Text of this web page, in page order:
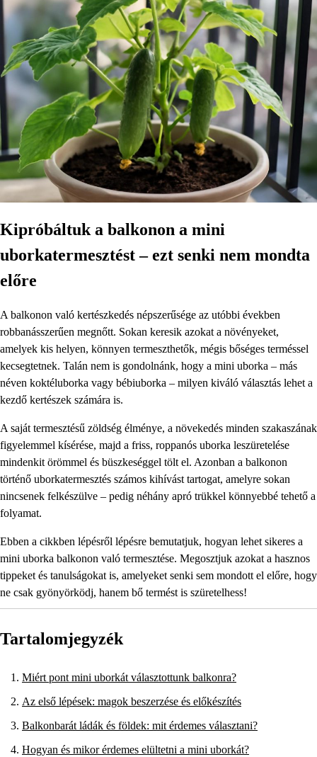
Kipróbáltuk a balkonon a mini
uborkatermesztést – ezt senki nem mondta
előre
A balkonon való kertészkedés népszerűsége az utóbbi években
robbanásszerűen megnőtt. Sokan keresik azokat a növényeket,
amelyek kis helyen, könnyen termeszthetők, mégis bőséges terméssel
kecsegtetnek. Talán nem is gondolnánk, hogy a mini uborka – más
néven koktéluborka vagy bébiuborka – milyen kiváló választás lehet a
kezdő kertészek számára is.
A saját termesztésű zöldség élménye, a növekedés minden szakaszának
figyelemmel kísérése, majd a friss, roppanós uborka leszüretelése
mindenkit örömmel és büszkeséggel tölt el. Azonban a balkonon
történő uborkatermesztés számos kihívást tartogat, amelyre sokan
nincsenek felkészülve – pedig néhány apró trükkel könnyebbé tehető a
folyamat.
Ebben a cikkben lépésről lépésre bemutatjuk, hogyan lehet sikeres a
mini uborka balkonon való termesztése. Megosztjuk azokat a hasznos
tippeket és tanulságokat is, amelyeket senki sem mondott el előre, hogy
ne csak gyönyörködj, hanem bő termést is szüretelhess!
Tartalomjegyzék
Miért pont mini uborkát választottunk balkonra?
Az első lépések: magok beszerzése és előkészítés
Balkonbarát ládák és földek: mit érdemes választani?
Hogyan és mikor érdemes elültetni a mini uborkát?